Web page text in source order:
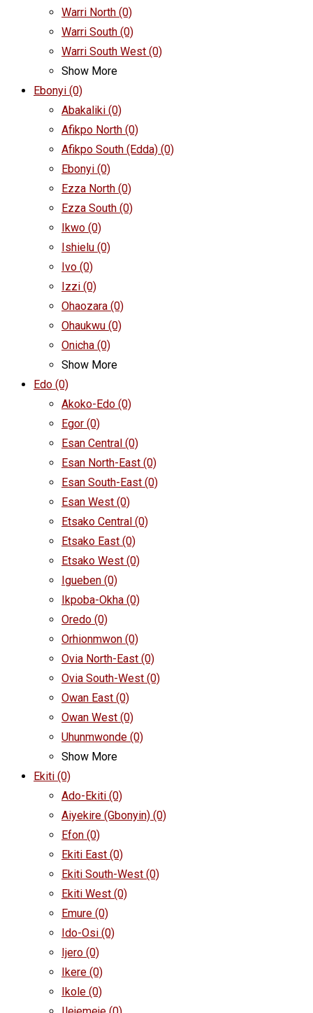
Warri North (0)
Warri South (0)
Warri South West (0)
Show More
Ebonyi (0)
Abakaliki (0)
Afikpo North (0)
Afikpo South (Edda) (0)
Ebonyi (0)
Ezza North (0)
Ezza South (0)
Ikwo (0)
Ishielu (0)
Ivo (0)
Izzi (0)
Ohaozara (0)
Ohaukwu (0)
Onicha (0)
Show More
Edo (0)
Akoko-Edo (0)
Egor (0)
Esan Central (0)
Esan North-East (0)
Esan South-East (0)
Esan West (0)
Etsako Central (0)
Etsako East (0)
Etsako West (0)
Igueben (0)
Ikpoba-Okha (0)
Oredo (0)
Orhionmwon (0)
Ovia North-East (0)
Ovia South-West (0)
Owan East (0)
Owan West (0)
Uhunmwonde (0)
Show More
Ekiti (0)
Ado-Ekiti (0)
Aiyekire (Gbonyin) (0)
Efon (0)
Ekiti East (0)
Ekiti South-West (0)
Ekiti West (0)
Emure (0)
Ido-Osi (0)
Ijero (0)
Ikere (0)
Ikole (0)